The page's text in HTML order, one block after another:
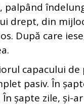
palpând
drept, din
După care
capacului de
pasiv. În
În șapte zile, și-